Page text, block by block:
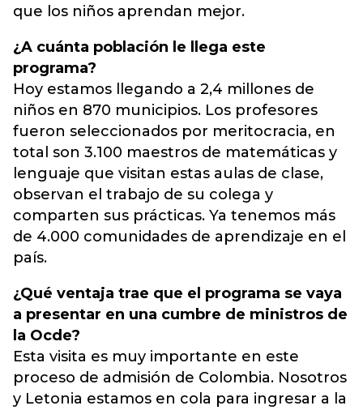
que los niños aprendan mejor.
¿A cuánta población le llega este
programa?
Hoy estamos llegando a 2,4 millones de
niños en 870 municipios. Los profesores
fueron seleccionados por meritocracia, en
total son 3.100 maestros de matemáticas y
lenguaje que visitan estas aulas de clase,
observan el trabajo de su colega y
comparten sus prácticas. Ya tenemos más
de 4.000 comunidades de aprendizaje en el
país.
¿Qué ventaja trae que el programa se vaya
a presentar en una cumbre de ministros de
la Ocde?
Esta visita es muy importante en este
proceso de admisión de Colombia. Nosotros
y Letonia estamos en cola para ingresar a la